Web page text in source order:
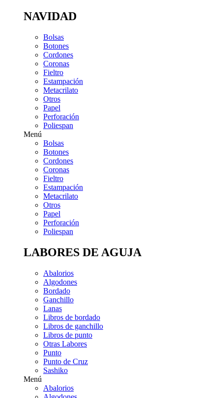
NAVIDAD
Bolsas
Botones
Cordones
Coronas
Fieltro
Estampación
Metacrilato
Otros
Papel
Perforación
Poliespan
Menú
Bolsas
Botones
Cordones
Coronas
Fieltro
Estampación
Metacrilato
Otros
Papel
Perforación
Poliespan
LABORES DE AGUJA
Abalorios
Algodones
Bordado
Ganchillo
Lanas
Libros de bordado
Libros de ganchillo
Libros de punto
Otras Labores
Punto
Punto de Cruz
Sashiko
Menú
Abalorios